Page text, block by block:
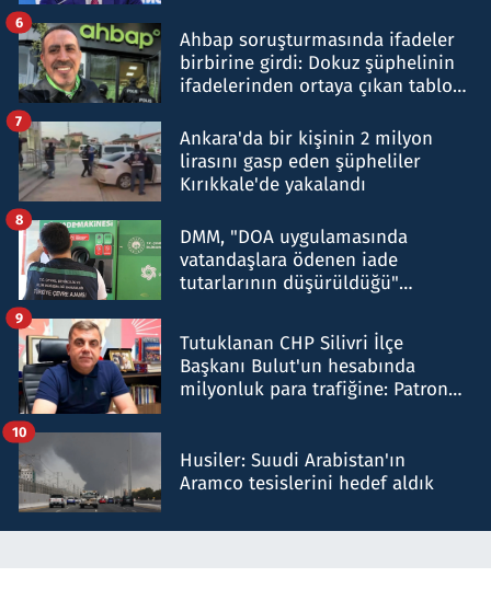
Ahbap soruşturmasında ifadeler
birbirine girdi: Dokuz şüphelinin
ifadelerinden ortaya çıkan tablo
6
Ankara'da bir kişinin 2 milyon
lirasını gasp eden şüpheliler
Kırıkkale'de yakalandı
7
DMM, "DOA uygulamasında
vatandaşlara ödenen iade
tutarlarının düşürüldüğü"
8
Tutuklanan CHP Silivri İlçe
Başkanı Bulut'un hesabında
milyonluk para trafiğine: Patron
9
Husiler: Suudi Arabistan'ın
Aramco tesislerini hedef aldık
10